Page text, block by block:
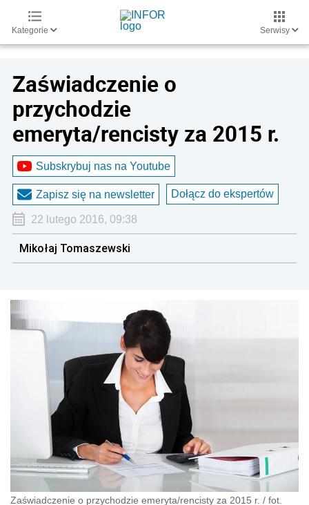
Kategorie Serwisy
Zaświadczenie o
przychodzie
emeryta/rencisty za 2015 r.
Subskrybuj nas na Youtube
Zapisz się na newsletter Dołącz do ekspertów
22 lutego 2016, 09:38
Mikołaj Tomaszewski
Zaświadczenie o przychodzie emeryta/rencisty za 2015 r. / fot.